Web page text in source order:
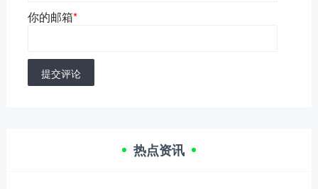
你的邮箱*
提交评论
热点资讯